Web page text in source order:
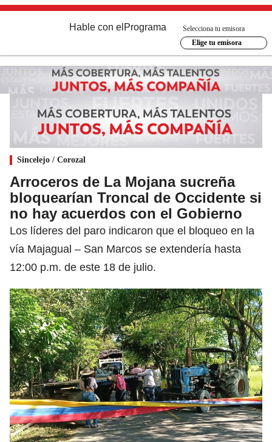
Hable con el Programa
Selecciona tu emisora
Elige tu emisora
Sincelejo / Corozal
Arroceros de La Mojana sucreña
bloquearían Troncal de Occidente si
no hay acuerdos con el Gobierno
Los líderes del paro indicaron que el bloqueo en la
vía Majagual – San Marcos se extendería hasta
12:00 p.m. de este 18 de julio.